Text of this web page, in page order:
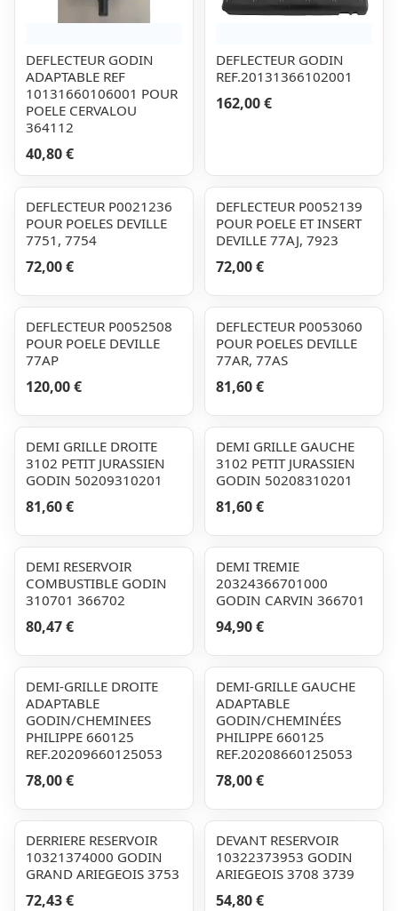
DEFLECTEUR GODIN
ADAPTABLE REF
10131660106001 POUR
POELE CERVALOU
364112
40,80 €
DEFLECTEUR GODIN
REF.20131366102001
162,00 €
DEFLECTEUR P0021236
POUR POELES DEVILLE
7751, 7754
72,00 €
DEFLECTEUR P0052139
POUR POELE ET INSERT
DEVILLE 77AJ, 7923
72,00 €
DEFLECTEUR P0052508
POUR POELE DEVILLE
77AP
120,00 €
DEFLECTEUR P0053060
POUR POELES DEVILLE
77AR, 77AS
81,60 €
DEMI GRILLE DROITE
3102 PETIT JURASSIEN
GODIN 50209310201
81,60 €
DEMI GRILLE GAUCHE
3102 PETIT JURASSIEN
GODIN 50208310201
81,60 €
DEMI RESERVOIR
COMBUSTIBLE GODIN
310701 366702
80,47 €
DEMI TREMIE
20324366701000
GODIN CARVIN 366701
94,90 €
DEMI-GRILLE DROITE
ADAPTABLE
GODIN/CHEMINEES
PHILIPPE 660125
REF.20209660125053
78,00 €
DEMI-GRILLE GAUCHE
ADAPTABLE
GODIN/CHEMINÉES
PHILIPPE 660125
REF.20208660125053
78,00 €
DERRIERE RESERVOIR
10321374000 GODIN
GRAND ARIEGEOIS 3753
72,43 €
DEVANT RESERVOIR
10322373953 GODIN
ARIEGEOIS 3708 3739
54,80 €